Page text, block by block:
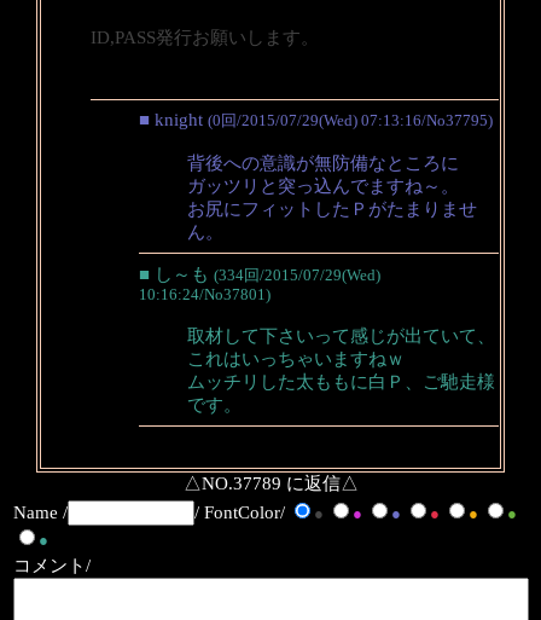
ID,PASS発行お願いします。
■ knight (0回/2015/07/29(Wed) 07:13:16/No37795)
背後への意識が無防備なところに
ガッツリと突っ込んでますね～。
お尻にフィットしたＰがたまりませ
ん。
■ し～も (334回/2015/07/29(Wed)
10:16:24/No37801)
取材して下さいって感じが出ていて、
これはいっちゃいますねｗ
ムッチリした太ももに白Ｐ、ご馳走様
です。
△NO.37789 に返信△
Name /
/ FontColor/ ● ● ● ● ●
●
●
コメント/